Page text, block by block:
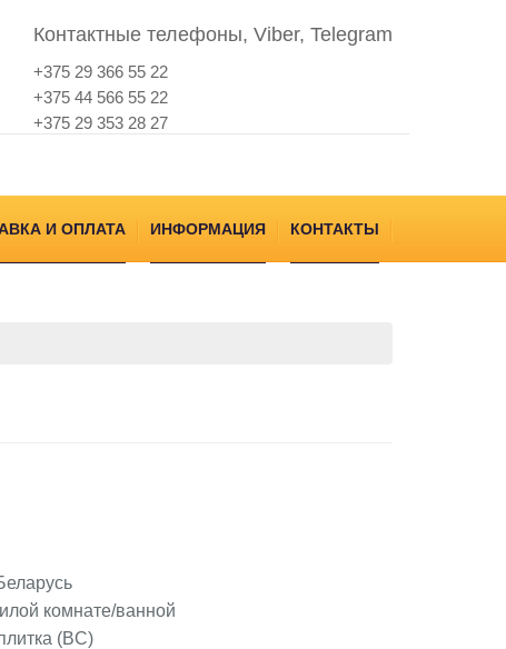
Контактные телефоны, Viber, Telegram
+375 29 366 55 22
+375 44 566 55 22
+375 29 353 28 27
И ОПЛАТА ИНФОРМАЦИЯ КОНТАКТЫ
комнате/ванной
(BC)